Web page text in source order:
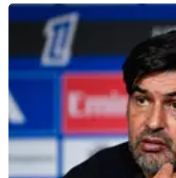
0+ Répondre
disqus_5 23 juin 2025 à 12:53 +
🤣🤣😂😂🤣🤣Ben voyons!
supplémentaires, mais
Répondre
tonton 23 juin 2025 à 12:41 +270
Ca y est il va trouver une